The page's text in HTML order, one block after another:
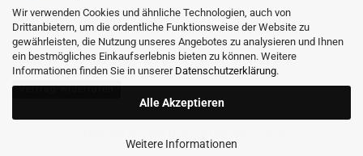
Wir verwenden Cookies und ähnliche Technologien, auch von
Drittanbietern, um die ordentliche Funktionsweise der Website zu
gewährleisten, die Nutzung unseres Angebotes zu analysieren und Ihnen
ein bestmögliches Einkaufserlebnis bieten zu können. Weitere
Informationen finden Sie in unserer Datenschutzerklärung.
Alle Akzeptieren
Weitere Informationen
SSL Certificate
Vertrag widerrufen